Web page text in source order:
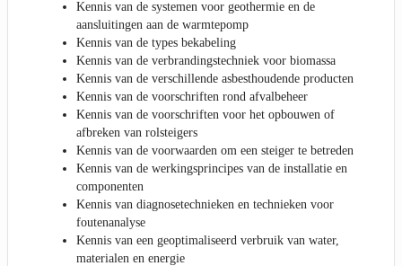
Kennis van de systemen voor geothermie en de
aansluitingen aan de warmtepomp
Kennis van de types bekabeling
Kennis van de verbrandingstechniek voor biomassa
Kennis van de verschillende asbesthoudende producten
Kennis van de voorschriften rond afvalbeheer
Kennis van de voorschriften voor het opbouwen of
afbreken van rolsteigers
Kennis van de voorwaarden om een steiger te betreden
Kennis van de werkingsprincipes van de installatie en
componenten
Kennis van diagnosetechnieken en technieken voor
foutenanalyse
Kennis van een geoptimaliseerd verbruik van water,
materialen en energie